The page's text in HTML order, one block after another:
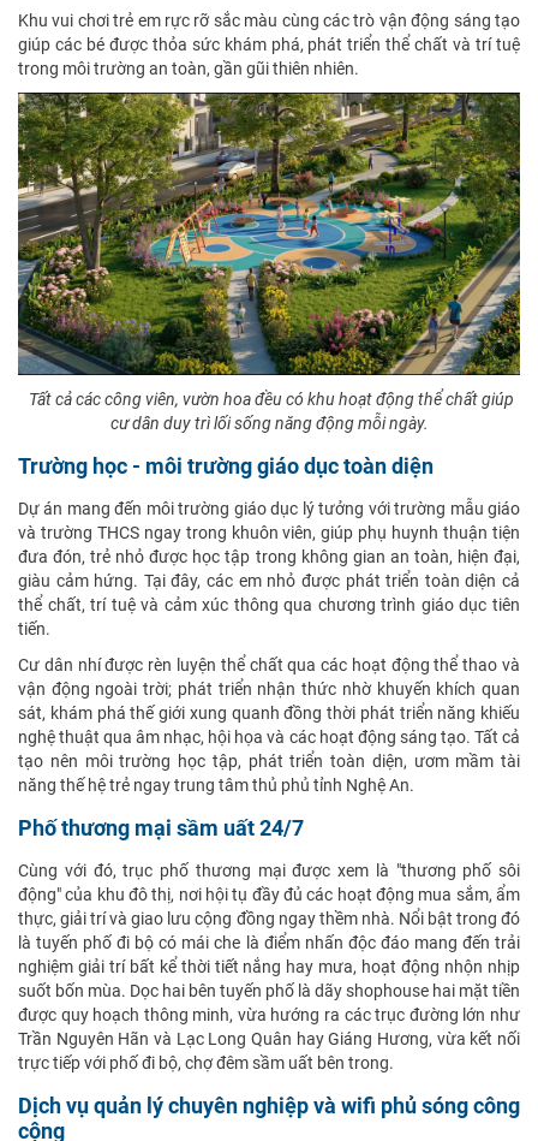
Khu vui chơi trẻ em rực rỡ sắc màu cùng các trò vận động sáng tạo
giúp các bé được thỏa sức khám phá, phát triển thể chất và trí tuệ
trong môi trường an toàn, gần gũi thiên nhiên.
Tất cả các công viên, vườn hoa đều có khu hoạt động thể chất giúp
cư dân duy trì lối sống năng động mỗi ngày.
Trường học - môi trường giáo dục toàn diện
Dự án mang đến môi trường giáo dục lý tưởng với trường mẫu giáo
và trường THCS ngay trong khuôn viên, giúp phụ huynh thuận tiện
đưa đón, trẻ nhỏ được học tập trong không gian an toàn, hiện đại,
giàu cảm hứng. Tại đây, các em nhỏ được phát triển toàn diện cả
thể chất, trí tuệ và cảm xúc thông qua chương trình giáo dục tiên
tiến.
Cư dân nhí được rèn luyện thể chất qua các hoạt động thể thao và
vận động ngoài trời; phát triển nhận thức nhờ khuyến khích quan
sát, khám phá thế giới xung quanh đồng thời phát triển năng khiếu
nghệ thuật qua âm nhạc, hội họa và các hoạt động sáng tạo. Tất cả
tạo nên môi trường học tập, phát triển toàn diện, ươm mầm tài
năng thế hệ trẻ ngay trung tâm thủ phủ tỉnh Nghệ An.
Phố thương mại sầm uất 24/7
Cùng với đó, trục phố thương mại được xem là "thương phố sôi
động" của khu đô thị, nơi hội tụ đầy đủ các hoạt động mua sắm, ẩm
thực, giải trí và giao lưu cộng đồng ngay thềm nhà. Nổi bật trong đó
là tuyến phố đi bộ có mái che là điểm nhấn độc đáo mang đến trải
nghiệm giải trí bất kể thời tiết nắng hay mưa, hoạt động nhộn nhịp
suốt bốn mùa. Dọc hai bên tuyến phố là dãy shophouse hai mặt tiền
được quy hoạch thông minh, vừa hướng ra các trục đường lớn như
Trần Nguyên Hãn và Lạc Long Quân hay Giáng Hương, vừa kết nối
trực tiếp với phố đi bộ, chợ đêm sầm uất bên trong.
Dịch vụ quản lý chuyên nghiệp và wifi phủ sóng công
cộng